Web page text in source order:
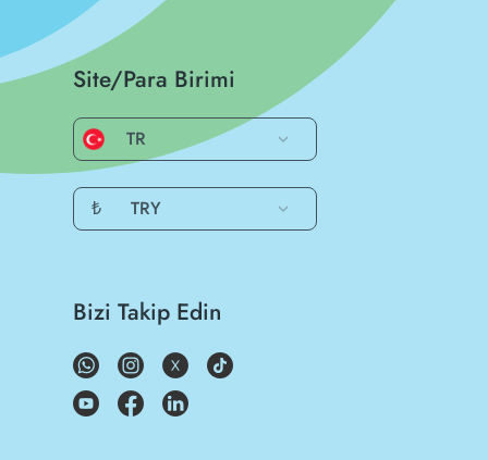
Site/Para Birimi
TR
₺ TRY
Bizi Takip Edin